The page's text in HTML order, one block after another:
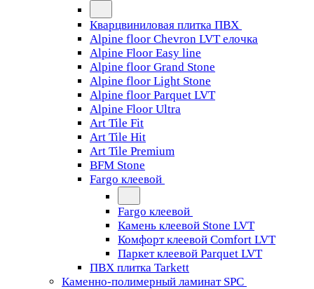
Кварцвиниловая плитка ПВХ
Alpine floor Chevron LVT елочка
Alpine Floor Easy line
Alpine floor Grand Stone
Alpine floor Light Stone
Alpine floor Parquet LVT
Alpine Floor Ultra
Art Tile Fit
Art Tile Hit
Art Tile Premium
BFM Stone
Fargo клеевой
Fargo клеевой
Камень клеевой Stone LVT
Комфорт клеевой Comfort LVT
Паркет клеевой Parquet LVT
ПВХ плитка Tarkett
Каменно-полимерный ламинат SPC